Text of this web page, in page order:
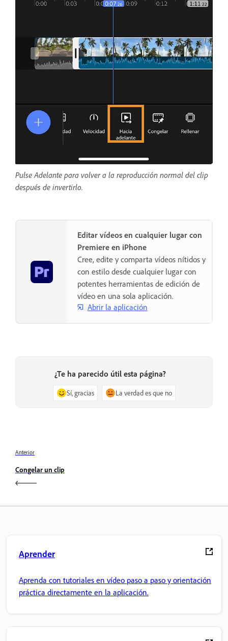
Pulse Adelante para volver a la reproducción normal del clip
después de invertirlo.
Editar vídeos en cualquier lugar con
Premiere en iPhone
Cree, edite y comparta vídeos nítidos y
con estilo desde cualquier lugar con
potentes herramientas de edición de
vídeo en una sola aplicación.
Abrir la aplicación
¿Te ha parecido útil esta página?
Sí, gracias La verdad es que no
Anterior
Congelar un clip
Aprender
Aprenda con tutoriales en vídeo paso a paso y orientación
práctica directamente en la aplicación.